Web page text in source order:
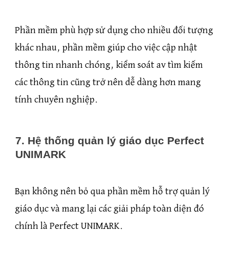
Phần mềm phù hợp sử dụng cho nhiều đối tượng
khác nhau, phần mềm giúp cho việc cập nhật
thông tin nhanh chóng, kiểm soát av tìm kiếm
các thông tin cũng trở nên dễ dàng hơn mang
tính chuyên nghiệp.
7. Hệ thống quản lý giáo dục Perfect
UNIMARK
Bạn không nên bỏ qua phần mềm hỗ trợ quản lý
giáo dục và mang lại các giải pháp toàn diện đó
chính là Perfect UNIMARK.